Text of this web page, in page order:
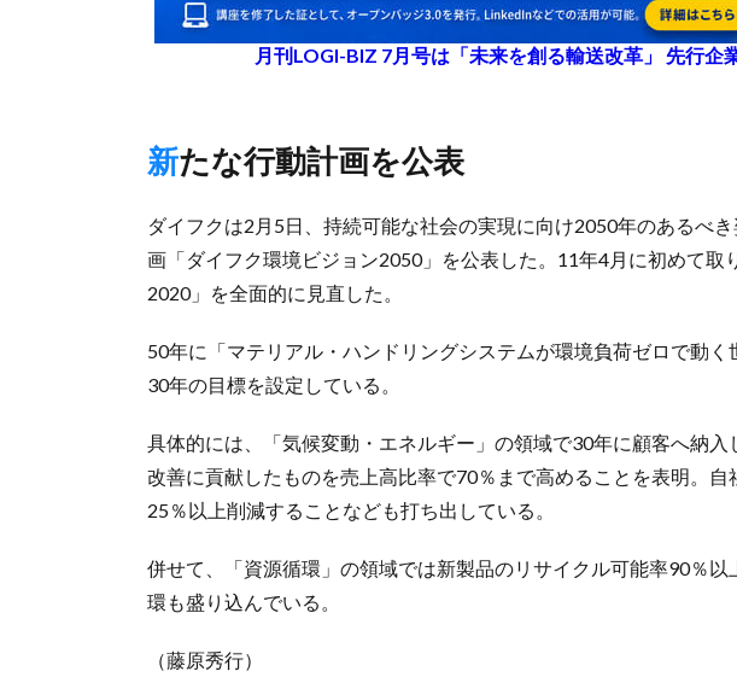
月刊LOGI-BIZ 7月号は「未来を創る輸送改革」 先行企
新たな行動計画を公表
ダイフクは2月5日、持続可能な社会の実現に向け2050年のあるべ
画「ダイフク環境ビジョン2050」を公表した。11年4月に初めて取
2020」を全面的に見直した。
50年に「マテリアル・ハンドリングシステムが環境負荷ゼロで動
30年の目標を設定している。
具体的には、「気候変動・エネルギー」の領域で30年に顧客へ納
改善に貢献したものを売上高比率で70％まで高めることを表明。
25％以上削減することなども打ち出している。
併せて、「資源循環」の領域では新製品のリサイクル可能率90％
環も盛り込んでいる。
（藤原秀行）